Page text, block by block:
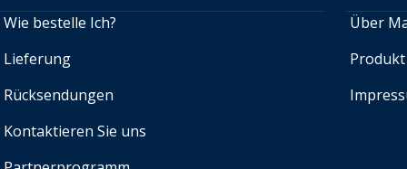
Wie bestelle Ich?
Lieferung
Rücksendungen
Kontaktieren Sie uns
Über
Produkt